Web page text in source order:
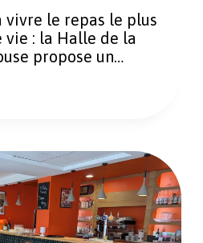
vivre le repas le plus
: la Halle de la
propose un…